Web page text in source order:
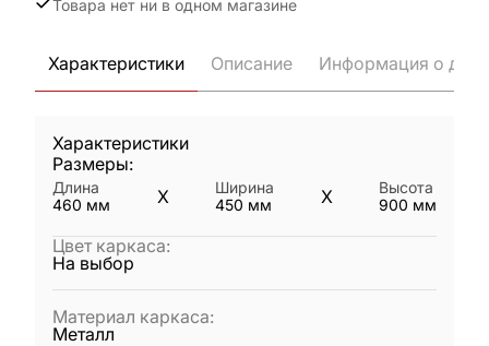
Товара нет ни в одном магазине
Характеристики Описание Информация о
Характеристики
Размеры:
Длина
460 мм X
Ширина
450 мм X
Высота
900 мм
Цвет каркаса:
На выбор
Материал каркаса:
Металл